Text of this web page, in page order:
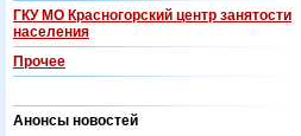
ГКУ МО Красногорский центр занятости
населения
Прочее
Анонсы новостей